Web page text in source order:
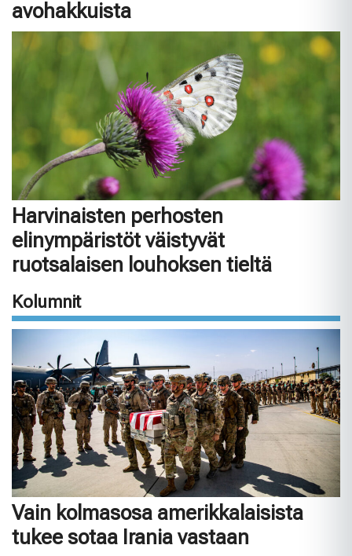
avohakkuista
Harvinaisten perhosten
elinympäristöt väistyvät
ruotsalaisen louhoksen tieltä
Kolumnit
Vain kolmasosa amerikkalaisista
tukee sotaa Irania vastaan